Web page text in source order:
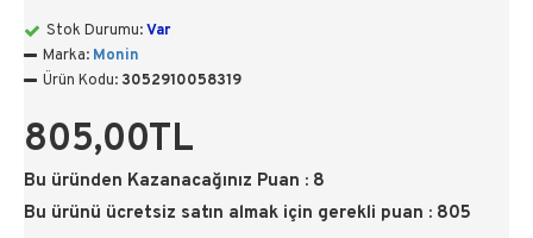
805,00TL
Bu üründen Kazanacağınız Puan : 8
Bu ürünü ücretsiz satın almak için gerekli puan : 805
Stok Durumu:Var
Marka: Monin
Ürün Kodu: 3052910058319